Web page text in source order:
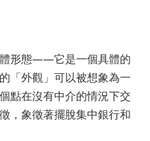
形態——它是一個具體的
「外觀」可以被想象為一
點在沒有中介的情況下交
，象徵著擺脫集中銀行和